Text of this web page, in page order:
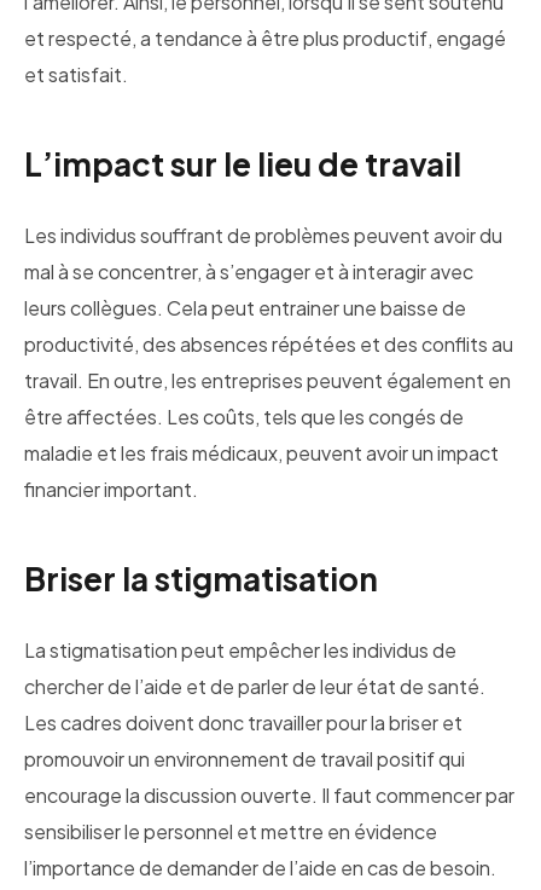
et respecté, a tendance à être plus productif, engagé
et satisfait.
L’impact sur le lieu de travail
Les individus souffrant de problèmes peuvent avoir du
mal à se concentrer, à s’engager et à interagir avec
leurs collègues. Cela peut entrainer une baisse de
productivité, des absences répétées et des conflits au
travail. En outre, les entreprises peuvent également en
être affectées. Les coûts, tels que les congés de
maladie et les frais médicaux, peuvent avoir un impact
financier important.
Briser la stigmatisation
La stigmatisation peut empêcher les individus de
chercher de l’aide et de parler de leur état de santé.
Les cadres doivent donc travailler pour la briser et
promouvoir un environnement de travail positif qui
encourage la discussion ouverte. Il faut commencer par
sensibiliser le personnel et mettre en évidence
l’importance de demander de l’aide en cas de besoin.